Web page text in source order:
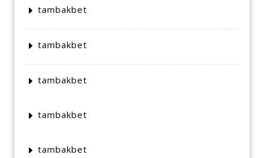
tambakbet
tambakbet
tambakbet
tambakbet
tambakbet